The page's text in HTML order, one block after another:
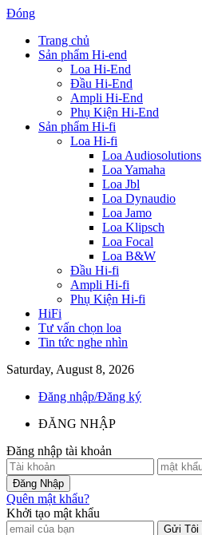
Đóng
Trang chủ
Sản phẩm Hi-end
Loa Hi-End
Đầu Hi-End
Ampli Hi-End
Phụ Kiện Hi-End
Sản phẩm Hi-fi
Loa Hi-fi
Loa Audiosolutions
Loa Yamaha
Loa Jbl
Loa Dynaudio
Loa Jamo
Loa Klipsch
Loa Focal
Loa B&W
Đầu Hi-fi
Ampli Hi-fi
Phụ Kiện Hi-fi
HiFi
Tư vấn chọn loa
Tin tức nghe nhìn
Saturday, August 8, 2026
Đăng nhập/Đăng ký
ĐĂNG NHẬP
Đăng nhập tài khoản
Quên mật khẩu?
Khởi tạo mật khẩu